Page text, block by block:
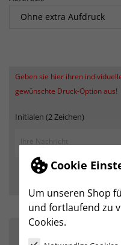
Cookie
Um unseren Shop
und fortlaufend zu
Cookies.
Geben sie hier ihren
gewünschte Druck-Option aus!
Initialen (2 Zeichen)